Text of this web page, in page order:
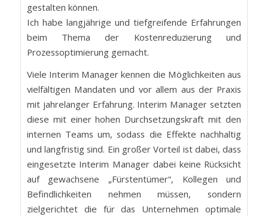
gestalten können.
Ich habe langjährige und tiefgreifende Erfahrungen
beim Thema der Kostenreduzierung und
Prozessoptimierung gemacht.
Viele Interim Manager kennen die Möglichkeiten aus
vielfältigen Mandaten und vor allem aus der Praxis
mit jahrelanger Erfahrung. Interim Manager setzten
diese mit einer hohen Durchsetzungskraft mit den
internen Teams um, sodass die Effekte nachhaltig
und langfristig sind. Ein großer Vorteil ist dabei, dass
eingesetzte Interim Manager dabei keine Rücksicht
auf gewachsene „Fürstentümer“, Kollegen und
Befindlichkeiten nehmen müssen, sondern
zielgerichtet die für das Unternehmen optimale